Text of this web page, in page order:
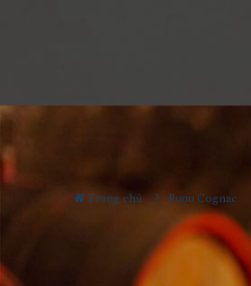
Trang chủ Rượu Cognac